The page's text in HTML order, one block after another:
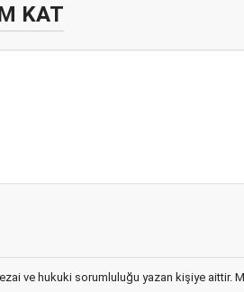
KAT
ve hukuki sorumluluğu yazan kişiye aittir.